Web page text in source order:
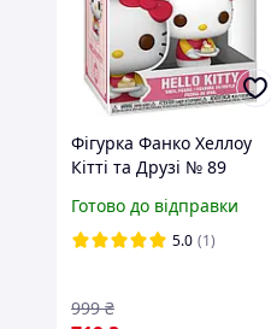
Фігурка Фанко Хеллоу
Кітті та Друзі № 89
Funko 80314
Готово до відправки
5.0 (1)
999 ₴